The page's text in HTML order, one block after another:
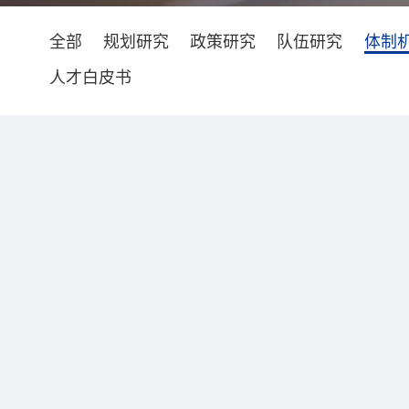
全部 规划研究 政策研究 队伍研究
体制
人才白皮书